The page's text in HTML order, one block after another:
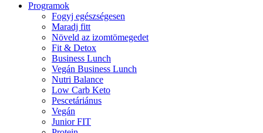
Programok
Fogyj egészségesen
Maradj fitt
Növeld az izomtömegedet
Fit & Detox
Business Lunch
Vegán Business Lunch
Nutri Balance
Low Carb Keto
Pescetáriánus
Vegán
Junior FIT